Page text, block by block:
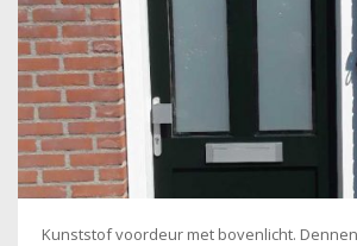
Kunststof voordeur met bovenlicht.